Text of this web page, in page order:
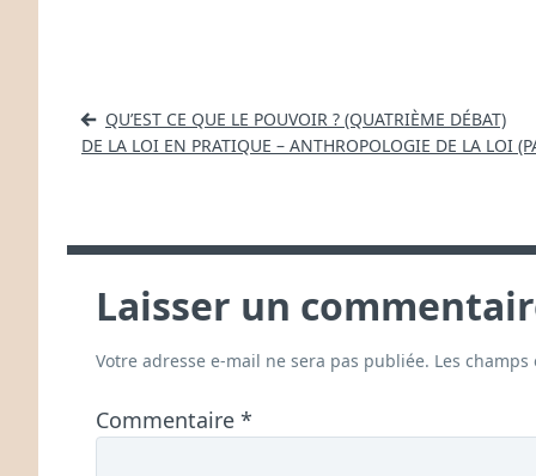
Navigation
de
l’article
QU’EST CE QUE LE POUVOIR ? (QUATRIÈME DÉBAT)
DE LA LOI EN PRATIQUE – ANTHROPOLOGIE DE LA LOI
Laisser un
Votre adresse e-mail ne sera pas publiée. Les
Commentaire *